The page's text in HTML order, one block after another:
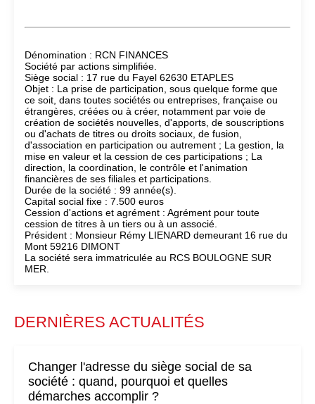
Dénomination : RCN FINANCES
Société par actions simplifiée.
Siège social : 17 rue du Fayel 62630 ETAPLES
Objet : La prise de participation, sous quelque forme que
ce soit, dans toutes sociétés ou entreprises, française ou
étrangères, créées ou à créer, notamment par voie de
création de sociétés nouvelles, d'apports, de souscriptions
ou d'achats de titres ou droits sociaux, de fusion,
d'association en participation ou autrement ; La gestion, la
mise en valeur et la cession de ces participations ; La
direction, la coordination, le contrôle et l'animation
financières de ses filiales et participations.
Durée de la société : 99 année(s).
Capital social fixe : 7.500 euros
Cession d'actions et agrément : Agrément pour toute
cession de titres à un tiers ou à un associé.
Président : Monsieur Rémy LIENARD demeurant 16 rue du
Mont 59216 DIMONT
La société sera immatriculée au RCS BOULOGNE SUR
MER.
DERNIÈRES ACTUALITÉS
Changer l'adresse du siège social de sa
société : quand, pourquoi et quelles
démarches accomplir ?